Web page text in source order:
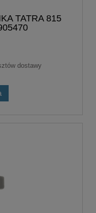
TATRA 815
dostawy